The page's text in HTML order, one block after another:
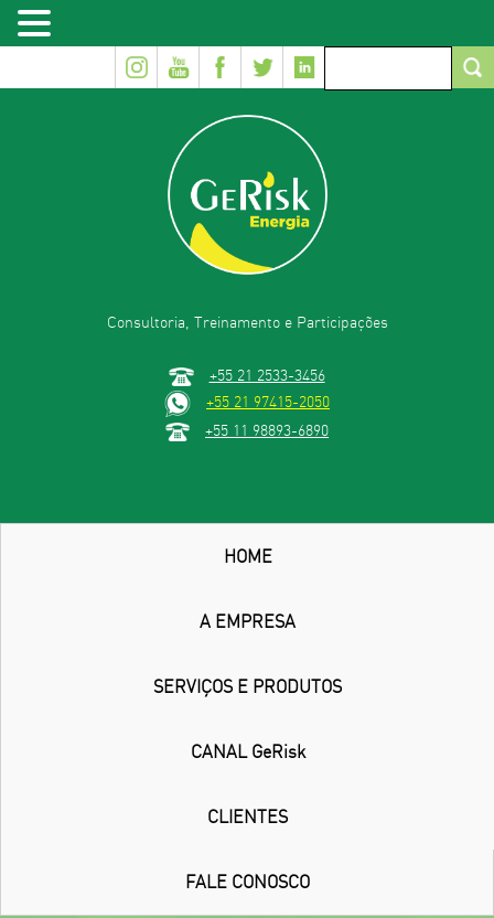
Consultoria, Treinamento e Participações
+55 21 2533-3456
+55 21 97415-2050
+55 11 98893-6890
HOME
A EMPRESA
SERVIÇOS E PRODUTOS
CANAL GeRisk
CLIENTES
FALE CONOSCO